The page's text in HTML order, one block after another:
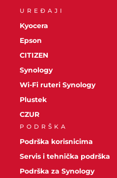
UREĐAJI
Kyocera
Epson
CITIZEN
Synology
Wi-Fi ruteri Synology
Plustek
CZUR
PODRŠKA
Podrška korisnicima
Servis i tehnička podrška
Podrška za Synology